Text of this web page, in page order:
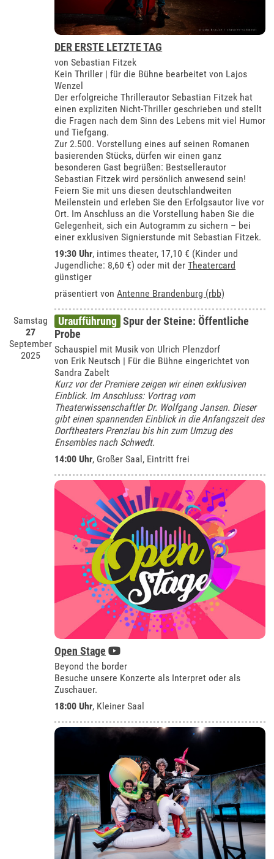
DER ERSTE LETZTE TAG
von Sebastian Fitzek
Kein Thriller | für die Bühne bearbeitet von Lajos
Wenzel
Der erfolgreiche Thrillerautor Sebastian Fitzek hat
einen expliziten Nicht-Thriller geschrieben und stellt
die Fragen nach dem Sinn des Lebens mit viel Humor
und Tiefgang.
Zur 2.500. Vorstellung eines auf seinen Romanen
basierenden Stücks, dürfen wir einen ganz
besonderen Gast begrüßen: Bestsellerautor
Sebastian Fitzek wird persönlich anwesend sein!
Feiern Sie mit uns diesen deutschlandweiten
Meilenstein und erleben Sie den Erfolgsautor live vor
Ort. Im Anschluss an die Vorstellung haben Sie die
Gelegenheit, sich ein Autogramm zu sichern – bei
einer exklusiven Signierstunde mit Sebastian Fitzek.
19:30 Uhr, intimes theater, 17,10 € (Kinder und
Jugendliche: 8,60 €) oder mit derTheatercard
günstiger
präsentiert vonAntenne Brandenburg (rbb)
Samstag
27
September
2025
Uraufführung Spur der Steine: Öffentliche
Probe
Schauspiel mit Musik von Ulrich Plenzdorf
von Erik Neutsch | Für die Bühne eingerichtet von
Sandra Zabelt
Kurz vor der Premiere zeigen wir einen exklusiven
Einblick. Im Anschluss: Vortrag vom
Theaterwissenschaftler Dr. Wolfgang Jansen. Dieser
gibt einen spannenden Einblick in die Anfangszeit des
Dorftheaters Prenzlau bis hin zum Umzug des
Ensembles nach Schwedt.
14:00 Uhr, Großer Saal, Eintritt frei
Open Stage
Beyond the border
Besuche unsere Konzerte als Interpret oder als
Zuschauer.
18:00 Uhr, Kleiner Saal